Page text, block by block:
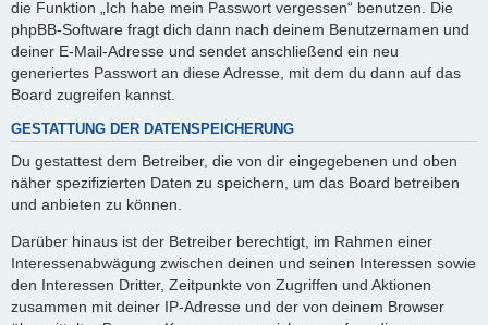
die Funktion „Ich habe mein Passwort vergessen“ benutzen. Die
phpBB-Software fragt dich dann nach deinem Benutzernamen und
deiner E-Mail-Adresse und sendet anschließend ein neu
generiertes Passwort an diese Adresse, mit dem du dann auf das
Board zugreifen kannst.
GESTATTUNG DER DATENSPEICHERUNG
Du gestattest dem Betreiber, die von dir eingegebenen und oben
näher spezifizierten Daten zu speichern, um das Board betreiben
und anbieten zu können.
Darüber hinaus ist der Betreiber berechtigt, im Rahmen einer
Interessenabwägung zwischen deinen und seinen Interessen sowie
den Interessen Dritter, Zeitpunkte von Zugriffen und Aktionen
zusammen mit deiner IP-Adresse und der von deinem Browser